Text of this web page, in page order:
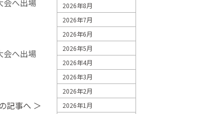
会へ出場
会へ出場
記事へ ＞
2026年8月
2026年7月
2026年6月
2026年5月
2026年4月
2026年3月
2026年2月
2026年1月